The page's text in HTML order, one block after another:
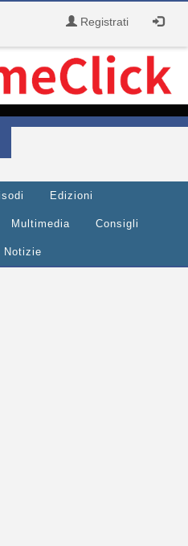
Registrati
Edizioni
Multimedia Consigli
Notizie